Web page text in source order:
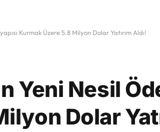
Kurmak Üzere 5.8 Milyon Dolar Yatırım Aldı!
Yeni Nesil
Dolar